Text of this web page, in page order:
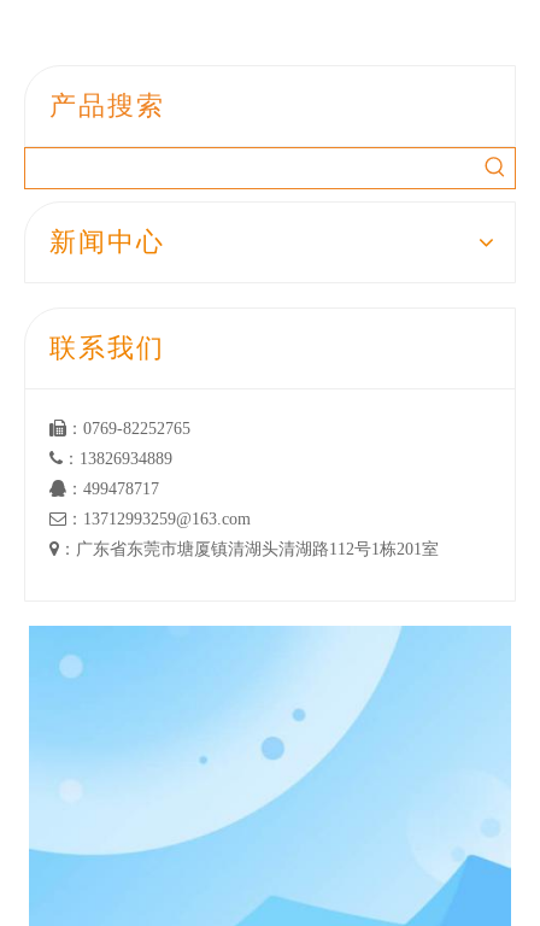
产品搜索
新闻中心
联系我们
 ：0769-82252765
 ：13826934889
 ：499478717
 ：13712993259@163.com
 ：广东省东莞市塘厦镇清湖头清湖路112号1栋201室